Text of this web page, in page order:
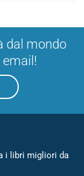
dal mondo
email!
i libri migliori da